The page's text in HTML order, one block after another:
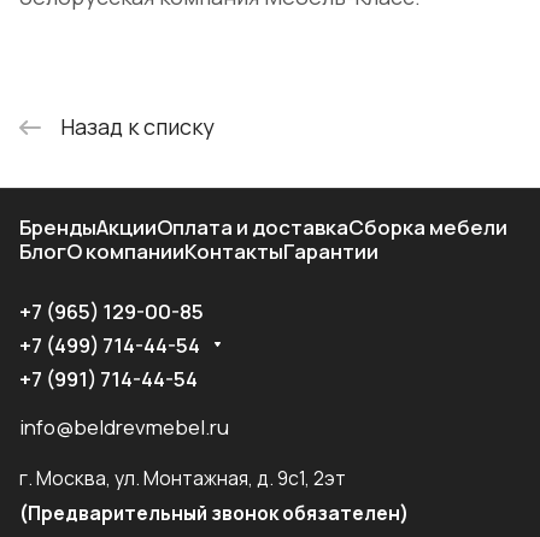
Назад к списку
БрендыАкцииОплата и доставкаСборка мебели
БлогО компанииКонтактыГарантии
+7 (965) 129-00-85
+7 (499) 714-44-54
+7 (991) 714-44-54
info@beldrevmebel.ru
г. Москва, ул. Монтажная, д. 9с1, 2эт
(Предварительный звонок обязателен)